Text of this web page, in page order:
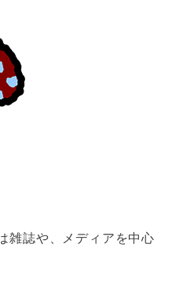
雑誌や、メディアを中心